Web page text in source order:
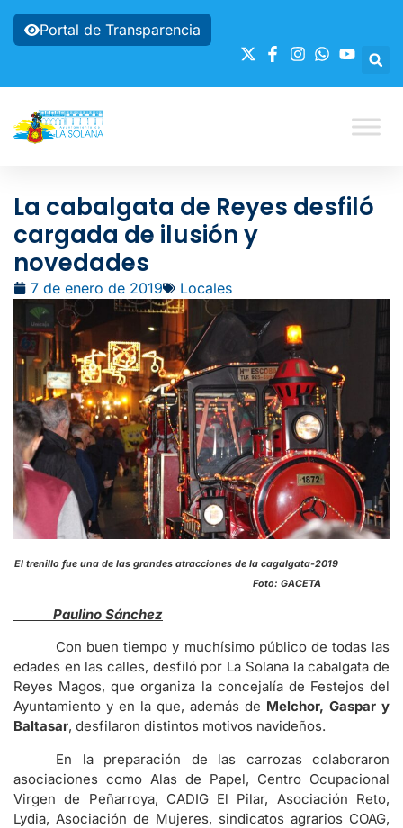
Portal de Transparencia
La cabalgata de Reyes desfiló
cargada de ilusión y
novedades
7 de enero de 2019 Locales
El trenillo fue una de las grandes atracciones de la cagalgata-2019
Foto: GACETA
Paulino Sánchez
Con buen tiempo y muchísimo público de todas las
edades en las calles, desfiló por La Solana la cabalgata de
Reyes Magos, que organiza la concejalía de Festejos del
Ayuntamiento y en la que, además de Melchor, Gaspar y
Baltasar, desfilaron distintos motivos navideños.
En la preparación de las carrozas colaboraron
asociaciones como Alas de Papel, Centro Ocupacional
Virgen de Peñarroya, CADIG El Pilar, Asociación Reto,
Lydia, Asociación de Mujeres, sindicatos agrarios COAG,